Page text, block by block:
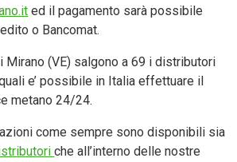
ed il pagamento sarà possibile
o Bancomat.
Mirano (VE) salgono a 69 i distributori
e’ possibile in Italia effettuare il
metano 24/24.
come sempre sono disponibili sia
che all’interno delle nostre